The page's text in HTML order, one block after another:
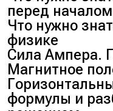
перед
Что нужно
физике
Сила Ампера.
Магнитное
формулы и